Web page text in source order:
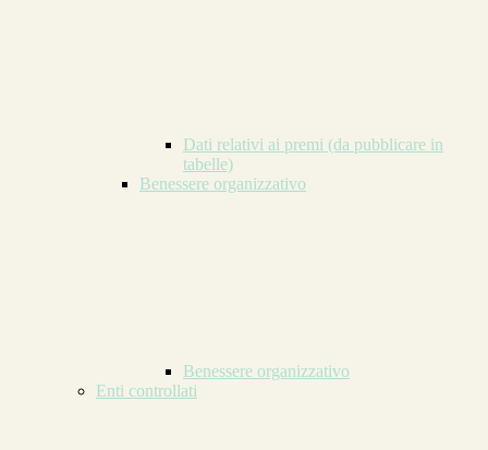
Dati relativi ai premi (da pubblicare in
tabelle)
Benessere organizzativo
Benessere organizzativo
Enti controllati